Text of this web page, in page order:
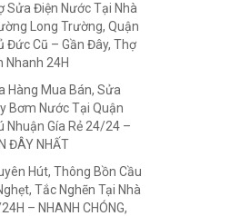
Sửa Điện Nước Tại Nhà
Long Trường, Quận
Đức Cũ – Gần Đây, Thợ
Nhanh 24H
Hàng Mua Bán, Sửa
Bơm Nước Tại Quận
Nhuận Gía Rẻ 24/24 –
ĐÂY NHẤT
Hút, Thông Bồn Cầu
Tắc Nghẽn Tại Nhà
– NHANH CHÓNG,